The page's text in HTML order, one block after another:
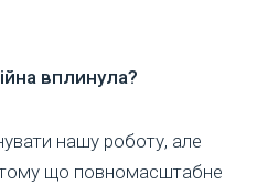
вплинула?
нашу роботу, але
що повномасштабне